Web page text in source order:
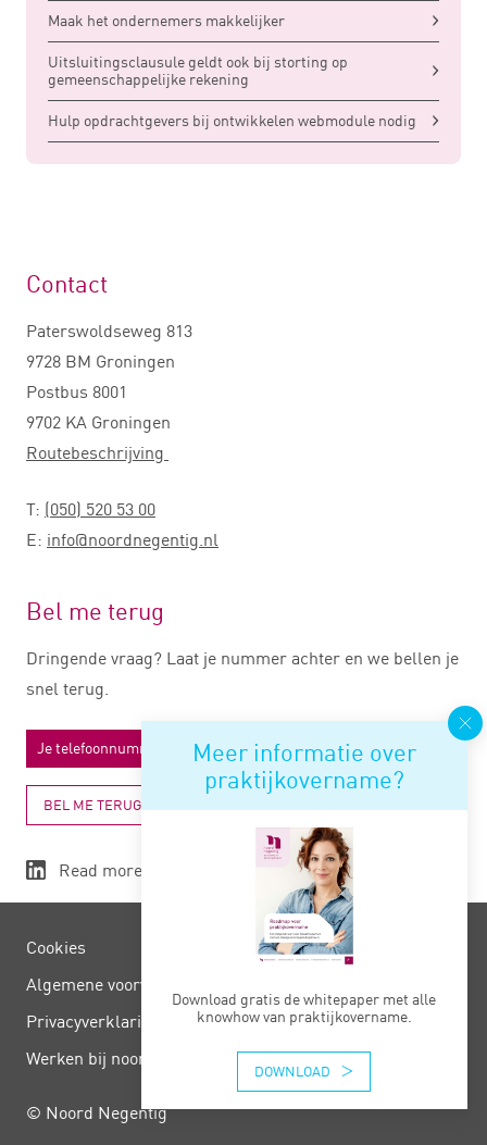
Maak het ondernemers makkelijker
Uitsluitingsclausule geldt ook bij storting op
gemeenschappelijke rekening
Hulp opdrachtgevers bij ontwikkelen webmodule nodig
Meer informatie over
praktijkovername?
Download gratis de whitepaper met alle
knowhow van praktijkovername.
DOWNLOAD
Contact
Paterswoldseweg 813
9728 BM Groningen
Postbus 8001
9702 KA Groningen
Routebeschrijving
T: (050) 520 53 00
E: info@noordnegentig.nl
Bel me terug
Dringende vraag? Laat je nummer achter en we bellen je
snel terug.
BEL ME TERUG
Read more
Cookies
Algemene voorwaarden
Privacy­verklaring
Werken bij noord negentig
© Noord Negentig